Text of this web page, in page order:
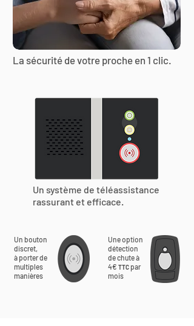
La sécurité de votre proche en 1 clic.
Un système de téléassistance
rassurant et efficace.
Un bouton
discret,
à porter de
multiples
manières
Une option
détection
de chute à
4€ TTC par
mois